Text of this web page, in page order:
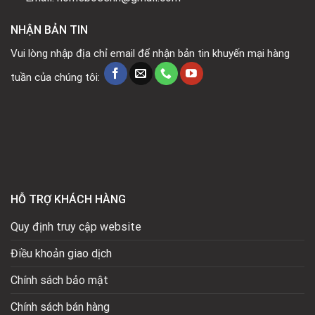
NHẬN BẢN TIN
Vui lòng nhập địa chỉ email để nhận bản tin khuyến mại hàng
tuần của chúng tôi:
HỖ TRỢ KHÁCH HÀNG
Quy định truy cập website
Điều khoản giao dịch
Chính sách bảo mật
Chính sách bán hàng